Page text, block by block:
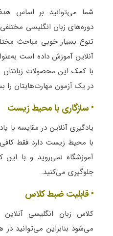
شما می‌توانید بر اساس
دوره‌های زبان انگلیسی مختلفی
تنوع بسیار خوبی مباحث
آنلاین آموزش داده است
با کمک این محصولات
در یک آزمون مهارت‌هایتان را
• سازگاری با محیط زیست
یادگیری آنلاین در مقایسه با
با محیط زیست دارد فقط
آموزشگاه نمی‌روید و با این
جلوگیری می‌کنید.
• قابلیت ضبط کلاس
کلاس زبان انگلیسی
می‌شود بنابراین می‌توانید